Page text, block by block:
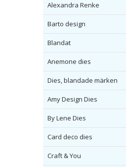
Alexandra Renke
Barto design
Blandat
Anemone dies
Dies, blandade märken
Amy Design Dies
By Lene Dies
Card deco dies
Craft & You